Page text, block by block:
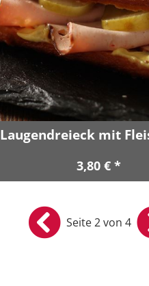
Laugendreieck mit
3,80 € *
Seite 2 von 4